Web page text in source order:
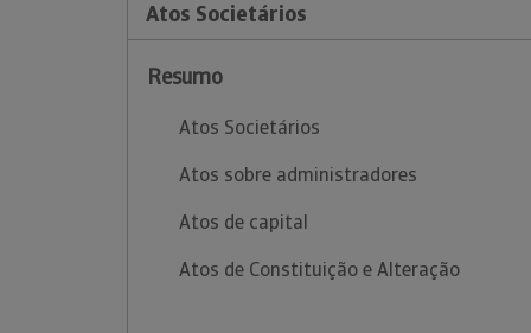
Atos Societários
Resumo
Atos Societários
Atos sobre administradores
Atos de capital
Atos de Constituição e Alteração